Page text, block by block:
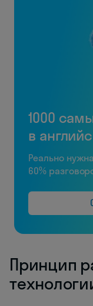
1000
в
Реально
60%
Принцип